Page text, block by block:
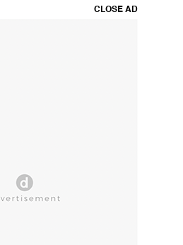
CLOSE AD